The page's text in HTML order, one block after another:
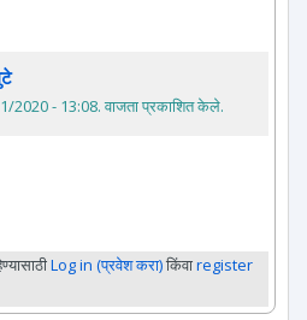
2020 - 13:08. वाजता प्रकाशित केले.
Log in (प्रवेश करा)किंवाregister